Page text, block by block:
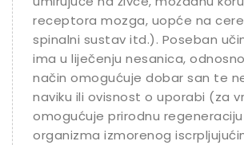
receptora mozga, uopće na
spinalni sustav itd.). Poseban
ima u liječenju nesanica,
način omogućuje dobar san te
naviku ili ovisnost o uporabi (za
omogućuje prirodnu
organizma izmorenog